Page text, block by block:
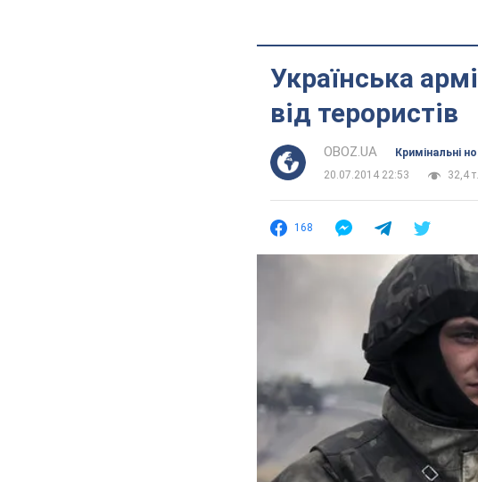
Українська
від терористів
OBOZ.UA
Кримінальні
20.07.2014 22:53
32,4 т.
168